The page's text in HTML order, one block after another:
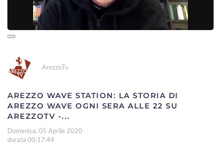
ArezzoTv
AREZZO WAVE STATION: LA STORIA DI
AREZZO WAVE OGNI SERA ALLE 22 SU
AREZZOTV -...
Domenica, 05 Aprile 2020
durata 00:17:44